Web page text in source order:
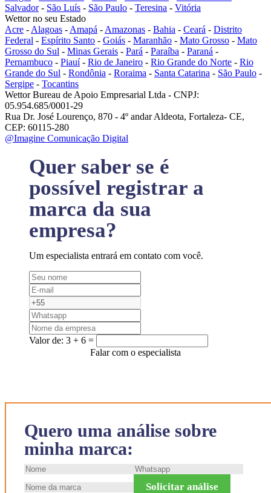
Quero uma análise sobre
minha marca:
Solicitar análise
Salvador- São Luís - São Paulo - Teresina - Vitória
Wettor no seu Estado
Acre - Alagoas - Amapá - Amazonas - Bahia - Ceará - Distrito
Federal - Espírito Santo - Goiás - Maranhão - Mato Grosso - Mato
Grosso do Sul - Minas Gerais - Pará - Paraíba - Paraná -
Pernambuco - Piauí- Rio de Janeiro - Rio Grande do Norte - Rio
Grande do Sul - Rondônia - Roraima - Santa Catarina - São Paulo -
Sergipe - Tocantins
Wettor Bureau de Apoio Empresarial Ltda - CNPJ:
05.954.685/0001-29
Rua Dr. José Lourenço, 870 - 4º andar Aldeota, Fortaleza- CE,
CEP: 60115-280
@Imagine Comunicação Digital
Quer saber se é
possível registrar a
marca da sua
empresa?
Um especialista entrará em contato com você.
Valor de: 3 + 6 =
Falar com o especialista